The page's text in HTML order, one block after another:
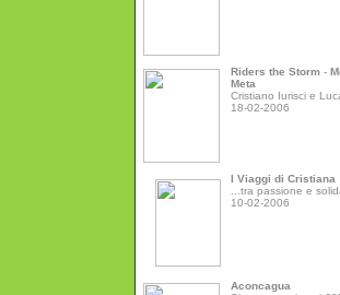
Riders the Storm -
Meta
Cristiano Iurisci e
18-02-2006
I Viaggi di Cristiana
...tra passione e
10-02-2006
Aconcagua